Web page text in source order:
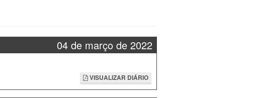
04 de março de 2022
VISUALIZAR DIÁRIO